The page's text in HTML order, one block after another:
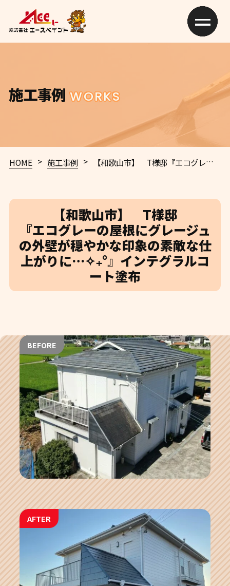
施工事例 WORKS
HOME > 施工事例 > 【和歌山市】 T様邸 『エコグレーの屋根にグレージュの外壁が穏やかな印象の素敵な仕上がりに…✧₊°』インテグラルコート塗布
【和歌山市】 T様邸
『エコグレーの屋根にグレージュ
の外壁が穏やかな印象の素敵な仕
上がりに…✧₊°』インテグラルコ
ート塗布
BEFORE
AFTER